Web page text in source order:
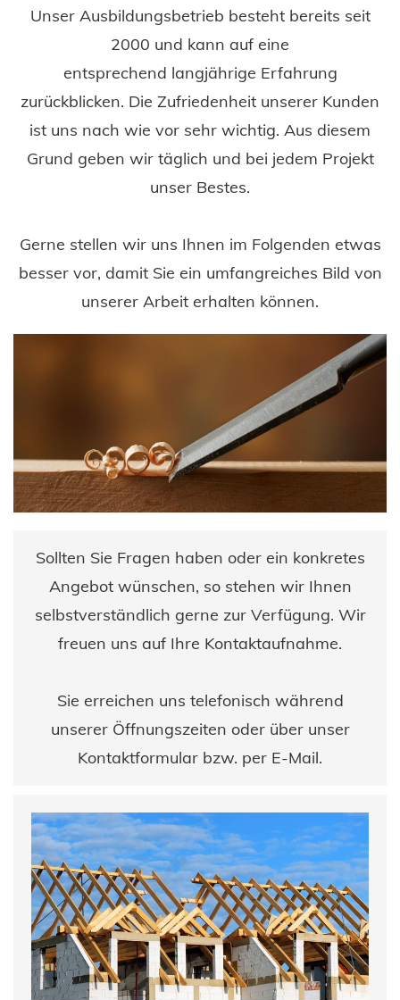
Unser Ausbildungsbetrieb besteht bereits seit
2000 und kann auf eine
entsprechend langjährige Erfahrung
zurückblicken. Die Zufriedenheit unserer Kunden
ist uns nach wie vor sehr wichtig. Aus diesem
Grund geben wir täglich und bei jedem Projekt
unser Bestes.
Gerne stellen wir uns Ihnen im Folgenden etwas
besser vor, damit Sie ein umfangreiches Bild von
unserer Arbeit erhalten können.
Sollten Sie Fragen haben oder ein konkretes
Angebot wünschen, so stehen wir Ihnen
selbstverständlich gerne zur Verfügung. Wir
freuen uns auf Ihre Kontaktaufnahme.
Sie erreichen uns telefonisch während
unserer Öffnungszeiten oder über unser
Kontaktformular bzw. per E-Mail.